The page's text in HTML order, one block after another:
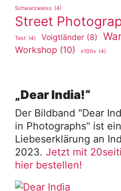
Schwarzweiss (4)
Street
Test (4) Voigtländer (8)
Workshop (10) x100v (4)
„Dear India!“
Der Bildband "Dear
in Photographs" ist
Liebeserklärung an
2023. Jetzt mit
hier bestellen!